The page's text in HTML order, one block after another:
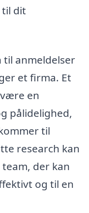
dit
til anmeldelser
et firma. Et
en
pålidelighed,
til
research kan
der kan
og til en